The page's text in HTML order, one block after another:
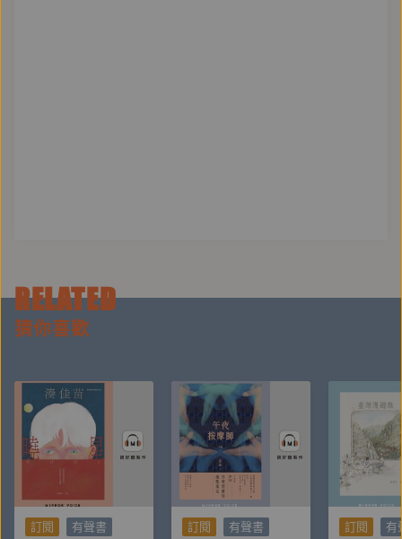
RELATED
猜你喜歡
訂閱 有聲書 訂閱 有聲書 訂閱 有